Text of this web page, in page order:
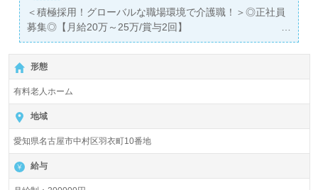
あり！＞"転職支援"のプロと一緒に転職活動！お問い合わ
せお待ちしております。
＜積極採用！グローバルな職場環境で介護職！＞◎正社員
募集◎【月給20万～25万/賞与2回】
＊初任者研修以上有資格者向け求人＊『中村日赤駅』『本
陣駅』徒歩10分。お車通勤可能です。
入居定員22名『開運ハイツ』有限会社開運堂様の運営で
す。
名古屋市内で有料老人ホーム、訪問介護事業を展開されて
います。
◎『真ん中に優しい気持ち』が共通点！働く職員様が魅力
の職場◎
形態
有料老人ホーム
地域
愛知県名古屋市中村区羽衣町10番地
給与